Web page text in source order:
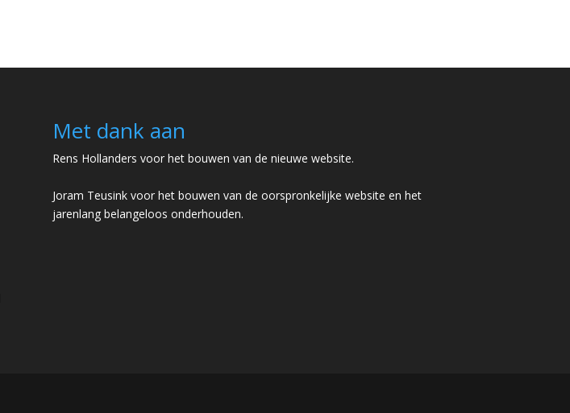
Met dank aan
Rens Hollanders voor het bouwen van de nieuwe website.
Joram Teusink voor het bouwen van de oorspronkelijke website en het
jarenlang belangeloos onderhouden.